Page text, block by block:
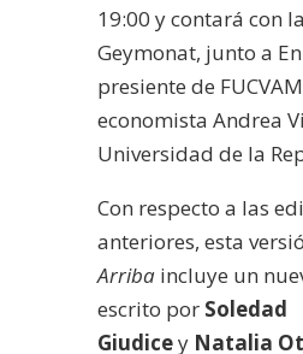
19:00 y contará con
Geymonat, junto a
presiente de
economista Andrea
Universidad de la
Con respecto a las
anteriores, esta
Arribaincluye un
escrito por Soledad
Giudicey Natalia